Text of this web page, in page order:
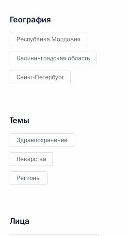
География
Республика Мордовия
Калининградская область
Санкт-Петербург
Темы
Здравоохранение
Лекарства
Регионы
Лица